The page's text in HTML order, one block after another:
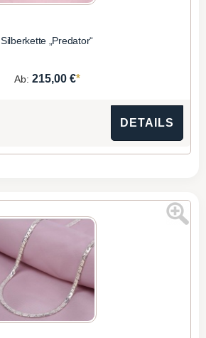
Silberkette „Predator“
Ab: 215,00 €*
DETAILS